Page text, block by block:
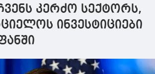
კერძო სექტორს,
ინვესტიციები